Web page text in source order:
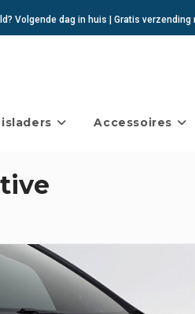
Volgende dag in huis | Gratis verzending
Accessoires